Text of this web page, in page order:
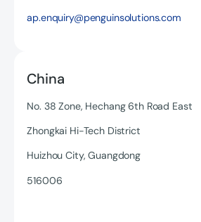
ap.enquiry@penguinsolutions.com
China
No. 38 Zone, Hechang 6th Road East
Zhongkai Hi-Tech District
Huizhou City, Guangdong
516006
Read more